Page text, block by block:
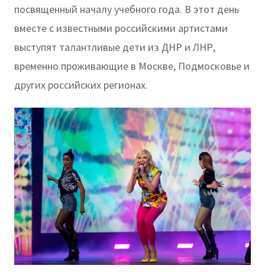
посвященный началу учебного года. В этот день
вместе с известными российскими артистами
выступят талантливые дети из ДНР и ЛНР,
временно проживающие в Москве, Подмосковье и
других российских регионах.